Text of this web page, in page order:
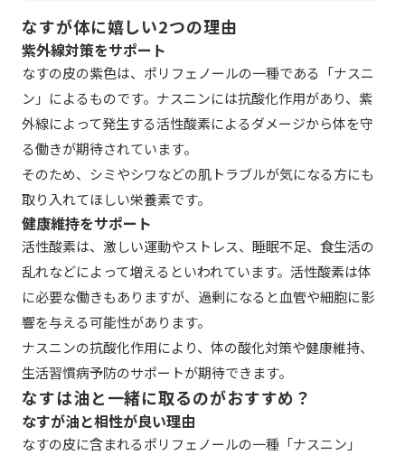
なすが体に嬉しい2つの理由
紫外線対策をサポート
なすの皮の紫色は、ポリフェノールの一種である「ナスニ
ン」によるものです。ナスニンには抗酸化作用があり、紫
外線によって発生する活性酸素によるダメージから体を守
る働きが期待されています。
そのため、シミやシワなどの肌トラブルが気になる方にも
取り入れてほしい栄養素です。
健康維持をサポート
活性酸素は、激しい運動やストレス、睡眠不足、食生活の
乱れなどによって増えるといわれています。活性酸素は体
に必要な働きもありますが、過剰になると血管や細胞に影
響を与える可能性があります。
ナスニンの抗酸化作用により、体の酸化対策や健康維持、
生活習慣病予防のサポートが期待できます。
なすは油と一緒に取るのがおすすめ？
なすが油と相性が良い理由
なすの皮に含まれるポリフェノールの一種「ナスニン」